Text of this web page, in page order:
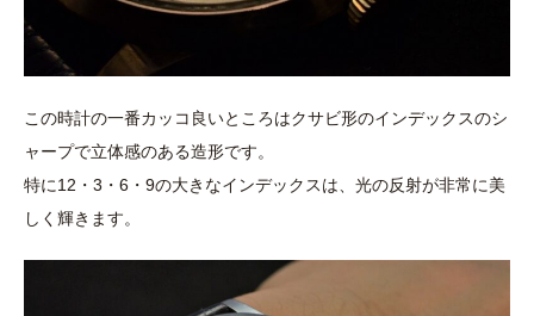
この時計の一番カッコ良いところはクサビ形のインデックスのシ
ャープで立体感のある造形です。
特に12・3・6・9の大きなインデックスは、光の反射が非常に美
しく輝きます。